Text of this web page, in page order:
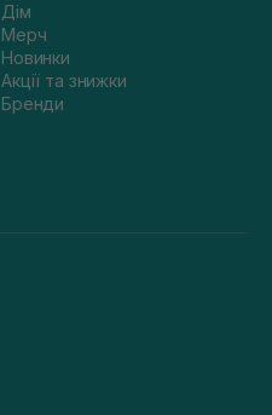
Дім
Мерч
Новинки
Акції та знижки
Бренди